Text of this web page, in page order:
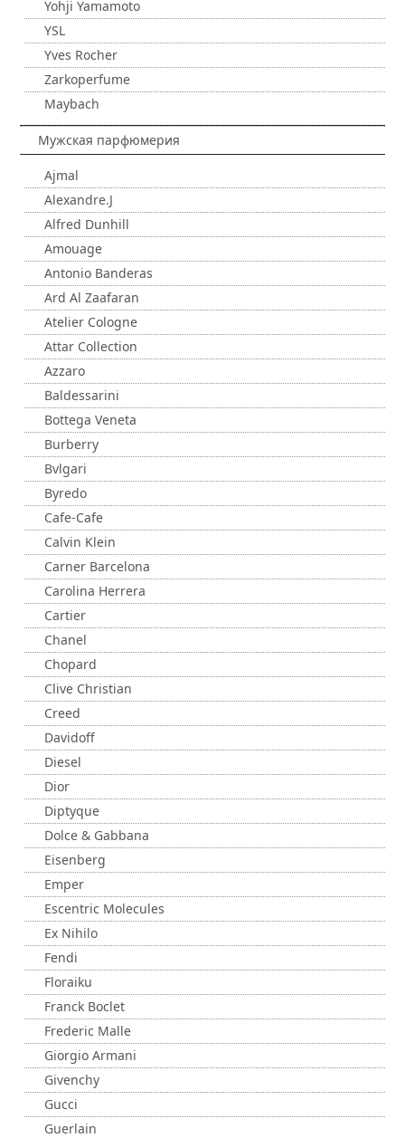
Yohji Yamamoto
YSL
Yves Rocher
Zarkoperfume
Maybach
Мужская парфюмерия
Ajmal
Alexandre.J
Alfred Dunhill
Amouage
Antonio Banderas
Ard Al Zaafaran
Atelier Cologne
Attar Collection
Azzaro
Baldessarini
Bottega Veneta
Burberry
Bvlgari
Byredo
Cafe-Cafe
Calvin Klein
Carner Barcelona
Carolina Herrera
Cartier
Chanel
Chopard
Clive Christian
Creed
Davidoff
Diesel
Dior
Diptyque
Dolce & Gabbana
Eisenberg
Emper
Escentric Molecules
Ex Nihilo
Fendi
Floraiku
Franck Boclet
Frederic Malle
Giorgio Armani
Givenchy
Gucci
Guerlain